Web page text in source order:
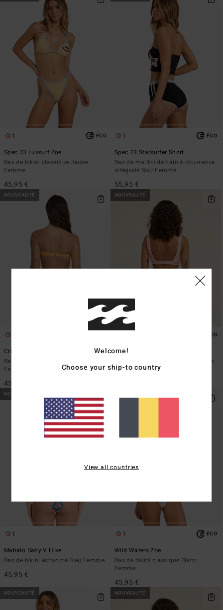
1 ÉCO
Spec 73 Luvsurf Zoe
Bas de bikini classique Jaune
Femme
45,95 €
1 ÉCO
Spec 73 Starsurfer Short
Bas de maillot de bain à couvrance
intégrale Noir Femme
55,95 €
NOUVEAUTÉ
Crinkle Crush Cocoa
Bas de bikini échancré Jaune
Femme
45,95 €
NOUVEAUTÉ
ÉCO
Summer High Surf Short
Bas de maillot de bain Shorty Rose
Femme
NOUVEAUTÉ
1
Mahalo Baby V Hike
Bas de bikini échancré Bleu Femme
45,95 €
1 ÉCO
Wild Waters Zoe
Bas de bikini classique Blanc
Femme
45,95 €
NOUVEAUTÉ NOUVEAUTÉ
Welcome!
Choose your ship-to country
View all countries